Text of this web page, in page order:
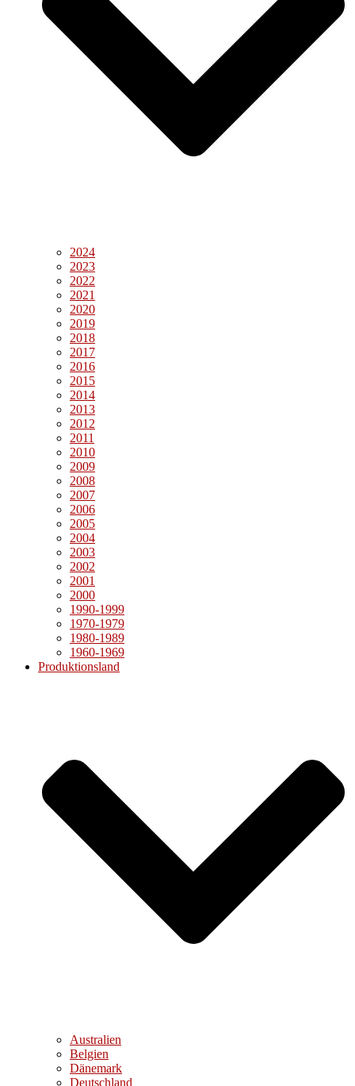
2024
2023
2022
2021
2020
2019
2018
2017
2016
2015
2014
2013
2012
2011
2010
2009
2008
2007
2006
2005
2004
2003
2002
2001
2000
1990-1999
1970-1979
1980-1989
1960-1969
Produktionsland
Australien
Belgien
Dänemark
Deutschland